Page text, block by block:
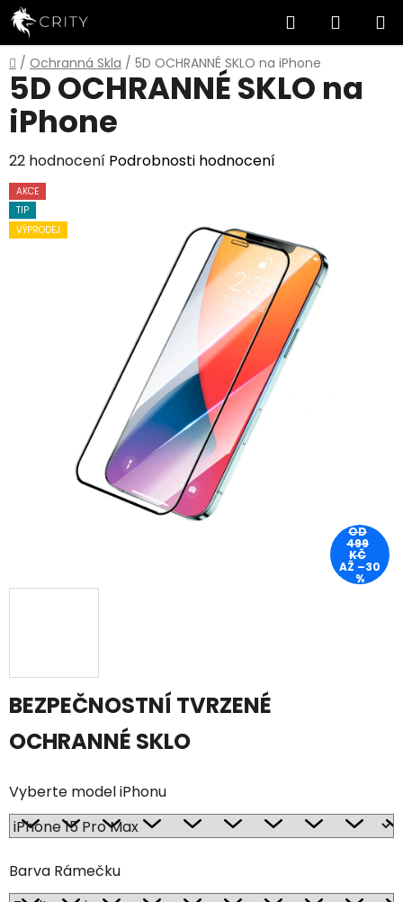
Přejít
na
obsah
Hledat
KOŠÍK
Domů
/ Ochranná Skla / 5D OCHRANNÉ SKLO na iPhone
BEZPEČNOSTNÍ TVRZENÉ
OCHRANNÉ SKLO
Vyberte model iPhonu
Barva Rámečku
5D OCHRANNÉ SKLO na
iPhone
Průměrné
hodnocení
produktu
je
22 hodnocení Podrobnosti hodnocení
AKCE
TIP
VÝPRODEJ
OD
499
KČ
AŽ –30
%